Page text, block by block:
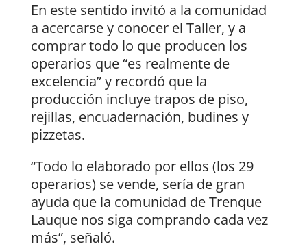
En este sentido invitó a la comunidad
a acercarse y conocer el Taller, y a
comprar todo lo que producen los
operarios que “es realmente de
excelencia” y recordó que la
producción incluye trapos de piso,
rejillas, encuadernación, budines y
pizzetas.
“Todo lo elaborado por ellos (los 29
operarios) se vende, sería de gran
ayuda que la comunidad de Trenque
Lauque nos siga comprando cada vez
más”, señaló.